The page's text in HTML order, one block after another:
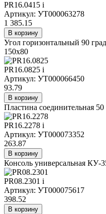
PR16.0415 i
Артикул: УТ000063278
1 385.15
В корзину
Угол горизонтальный 90
150х80
PR16.0825 i
Артикул: УТ000066450
93.79
В корзину
Пластина соединительная 50
PR16.2278 i
Артикул: УТ000073352
263.87
В корзину
Консоль универсальная КУ-
PR08.2301 i
Артикул: УТ000075617
398.52
В корзину